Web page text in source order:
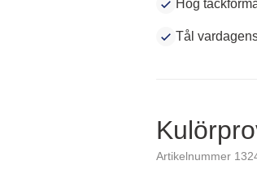
Hög
Tål
Artikelnummer